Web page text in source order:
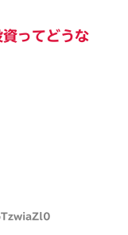
ってどうな